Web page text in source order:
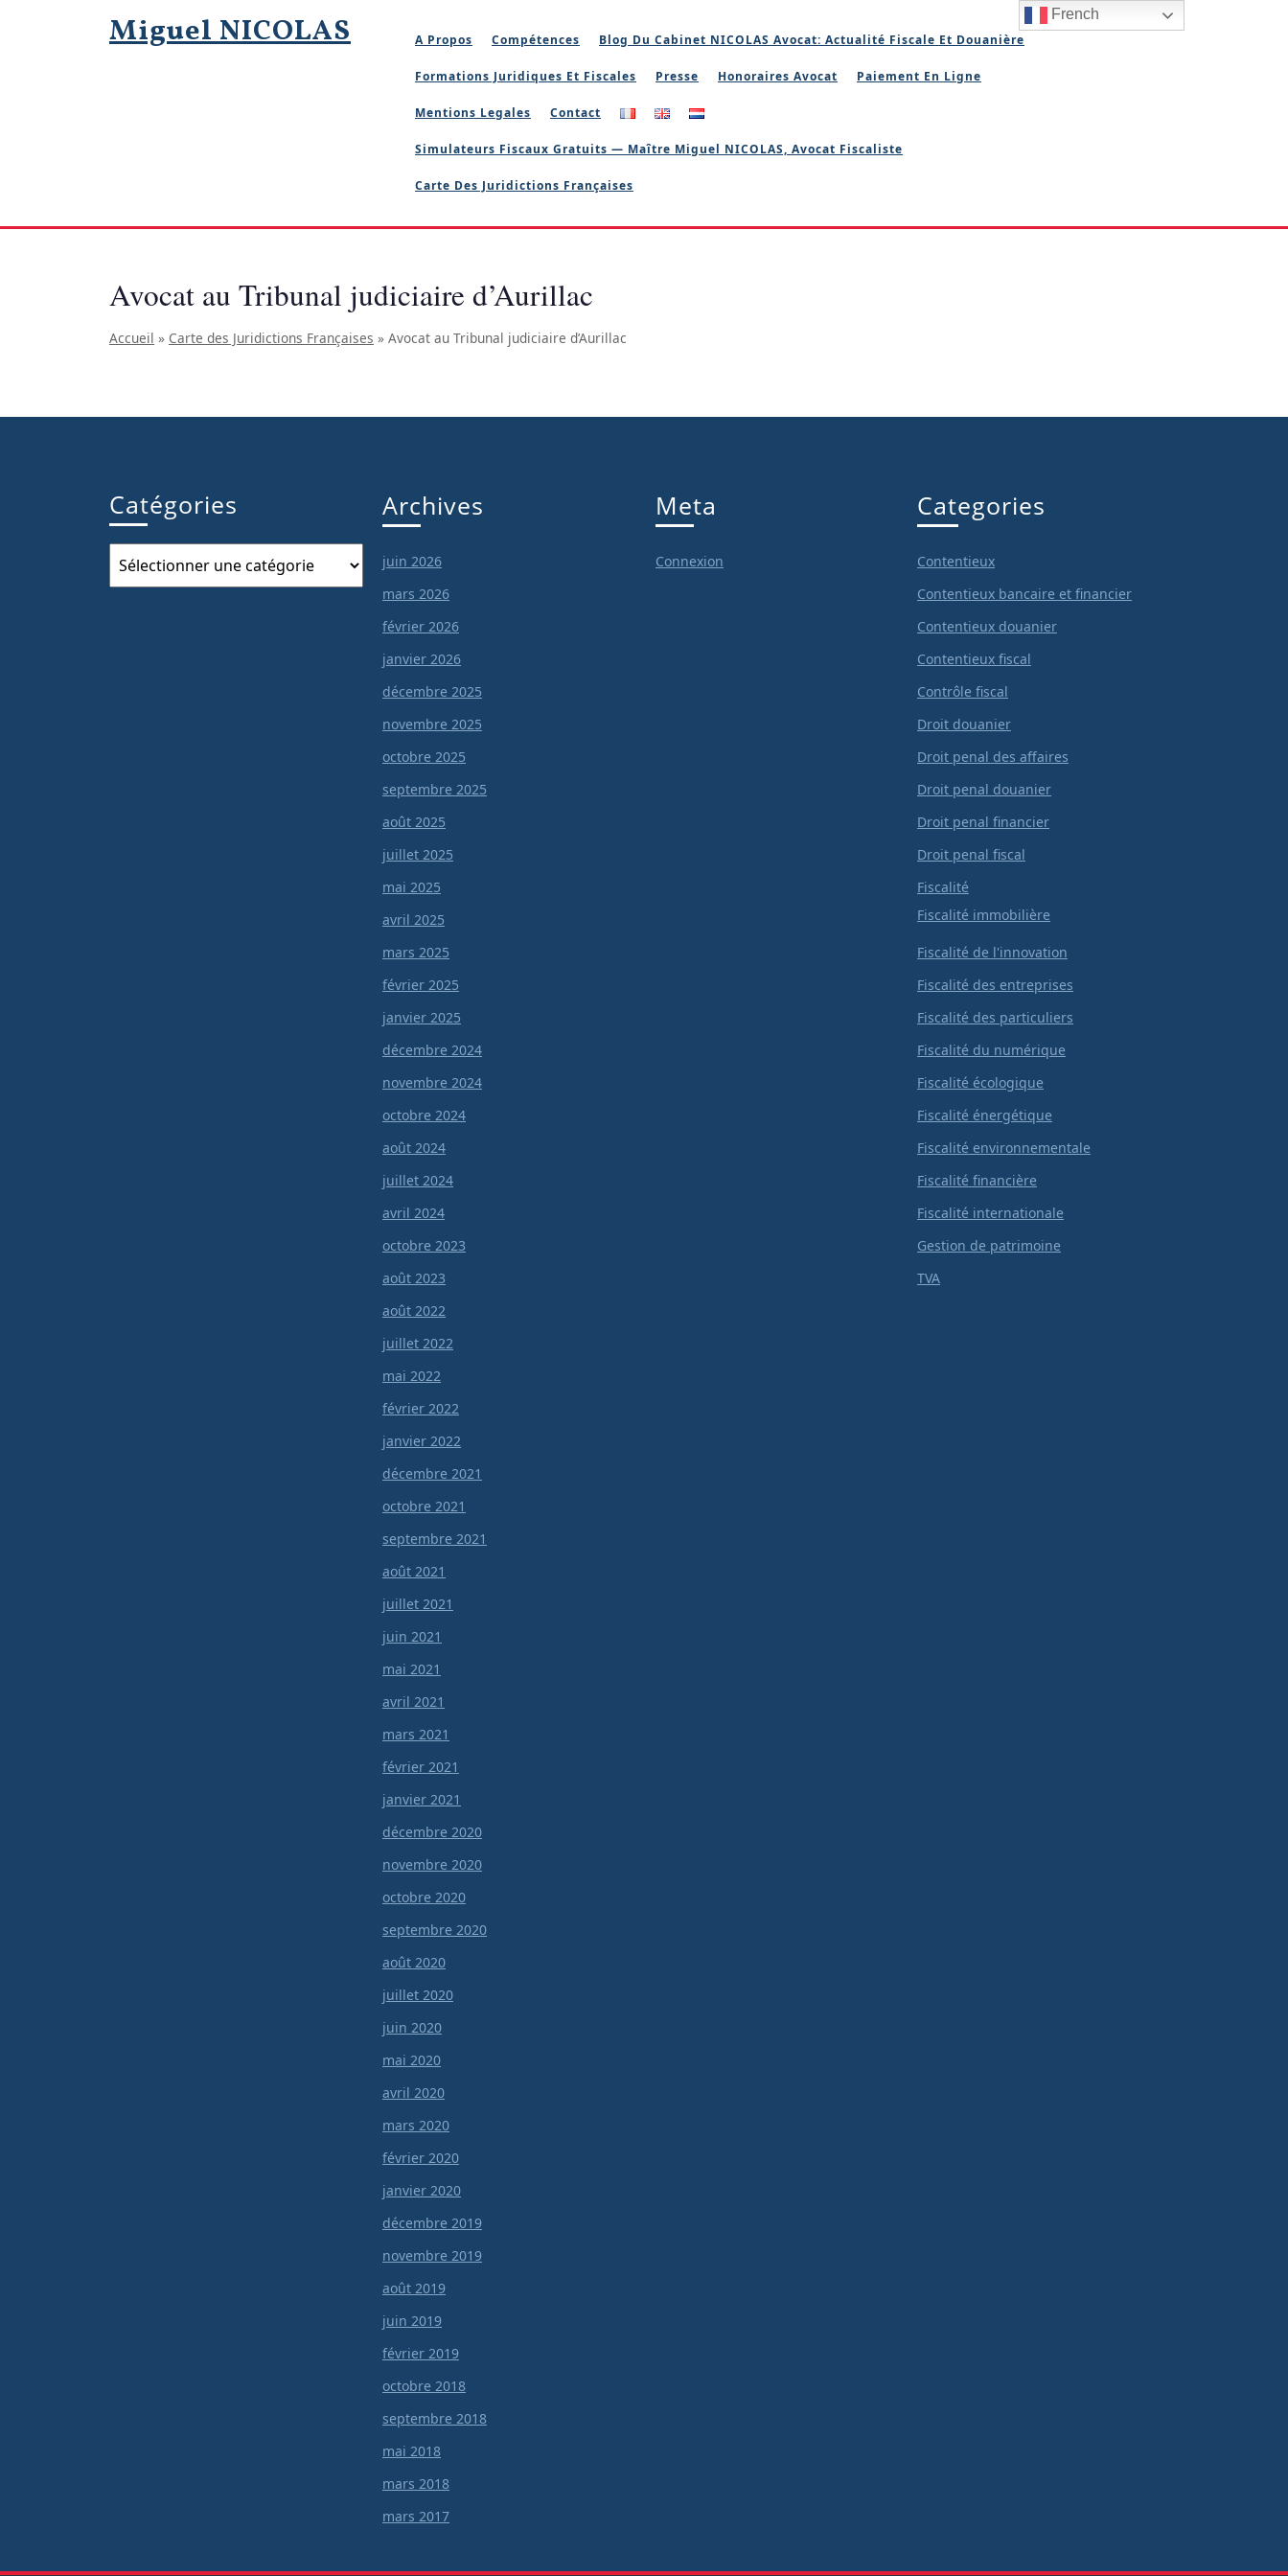
Miguel NICOLAS A Propos Compétences Blog Du Cabinet NICOLAS Avocat: Actualité Fiscale Et Douanière
Formations Juridiques Et Fiscales Presse Honoraires Avocat Paiement En Ligne
Mentions Legales Contact
Simulateurs Fiscaux Gratuits — Maître Miguel NICOLAS, Avocat Fiscaliste
Carte Des Juridictions Françaises
Avocat au Tribunal judiciaire d’Aurillac
Accueil » Carte des Juridictions Françaises » Avocat au Tribunal judiciaire d’Aurillac
Catégories
Catégories
Archives
juin 2026
mars 2026
février 2026
janvier 2026
décembre 2025
novembre 2025
octobre 2025
septembre 2025
août 2025
juillet 2025
mai 2025
avril 2025
mars 2025
février 2025
janvier 2025
décembre 2024
novembre 2024
octobre 2024
août 2024
juillet 2024
avril 2024
octobre 2023
août 2023
août 2022
juillet 2022
mai 2022
février 2022
janvier 2022
décembre 2021
octobre 2021
septembre 2021
août 2021
juillet 2021
juin 2021
mai 2021
avril 2021
mars 2021
février 2021
janvier 2021
décembre 2020
novembre 2020
octobre 2020
septembre 2020
août 2020
juillet 2020
juin 2020
mai 2020
avril 2020
mars 2020
février 2020
janvier 2020
décembre 2019
novembre 2019
août 2019
juin 2019
février 2019
octobre 2018
septembre 2018
mai 2018
mars 2018
mars 2017
Meta
Connexion
Categories
Contentieux
Contentieux bancaire et financier
Contentieux douanier
Contentieux fiscal
Contrôle fiscal
Droit douanier
Droit penal des affaires
Droit penal douanier
Droit penal financier
Droit penal fiscal
Fiscalité
Fiscalité immobilière
Fiscalité de l'innovation
Fiscalité des entreprises
Fiscalité des particuliers
Fiscalité du numérique
Fiscalité écologique
Fiscalité énergétique
Fiscalité environnementale
Fiscalité financière
Fiscalité internationale
Gestion de patrimoine
TVA
French